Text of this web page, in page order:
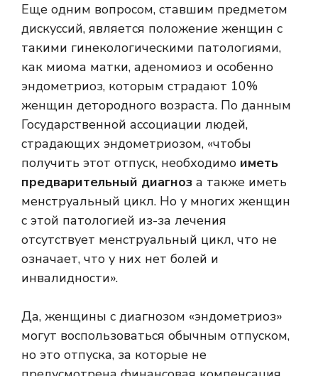
Еще одним вопросом, ставшим предметом
дискуссий, является положение женщин с
такими гинекологическими патологиями,
как миома матки, аденомиоз и особенно
эндометриоз, которым страдают 10%
женщин детородного возраста. По данным
Государственной ассоциации людей,
страдающих эндометриозом, «чтобы
получить этот отпуск, необходимо иметь
предварительный диагноз а также иметь
менструальный цикл. Но у многих женщин
с этой патологией из-за лечения
отсутствует менструальный цикл, что не
означает, что у них нет болей и
инвалидности».
Да, женщины с диагнозом «эндометриоз»
могут воспользоваться обычным отпуском,
но это отпуска, за которые не